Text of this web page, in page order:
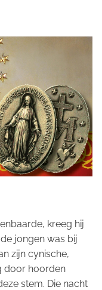
kreeg hij
jongen was bij
zijn cynische,
door hoorden
stem. Die nacht